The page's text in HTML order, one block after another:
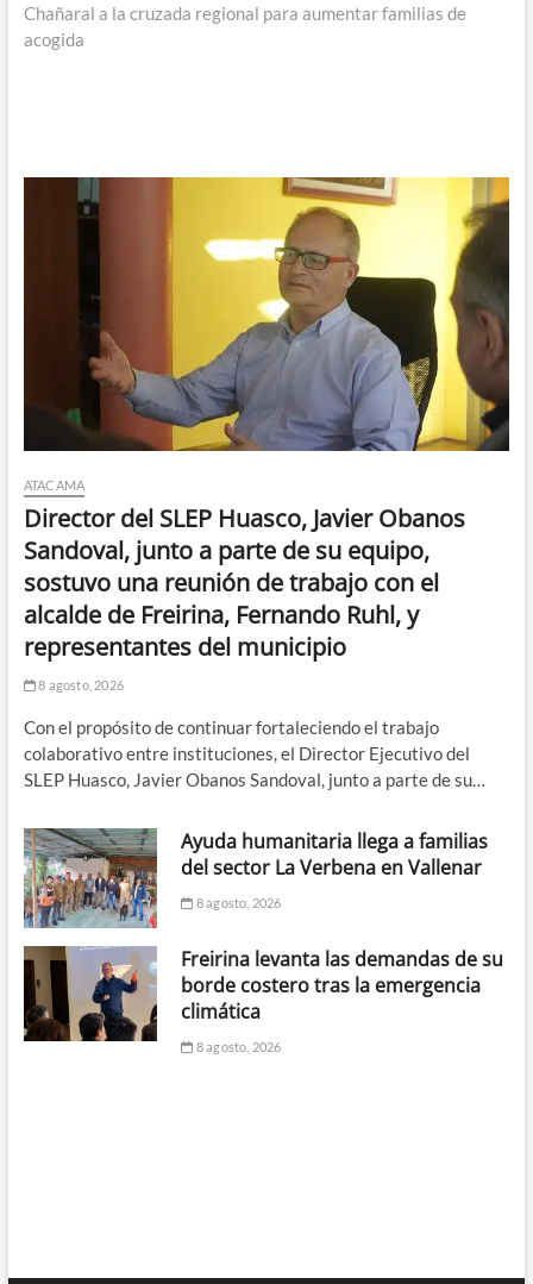
Chañaral a la cruzada regional para aumentar familias de
acogida
ATACAMA
Director del SLEP Huasco, Javier Obanos
Sandoval, junto a parte de su equipo,
sostuvo una reunión de trabajo con el
alcalde de Freirina, Fernando Ruhl, y
representantes del municipio
8 agosto, 2026
Con el propósito de continuar fortaleciendo el trabajo
colaborativo entre instituciones, el Director Ejecutivo del
SLEP Huasco, Javier Obanos Sandoval, junto a parte de su…
Ayuda humanitaria llega a familias
del sector La Verbena en Vallenar
8 agosto, 2026
Freirina levanta las demandas de su
borde costero tras la emergencia
climática
8 agosto, 2026